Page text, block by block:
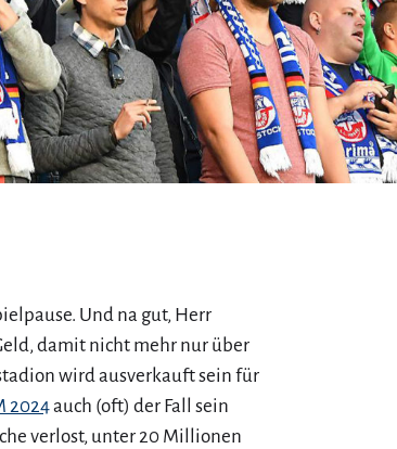
Und na gut, Herr
damit nicht mehr nur über
wird ausverkauft sein für
2024auch (oft) der Fall sein
verlost, unter 20 Millionen